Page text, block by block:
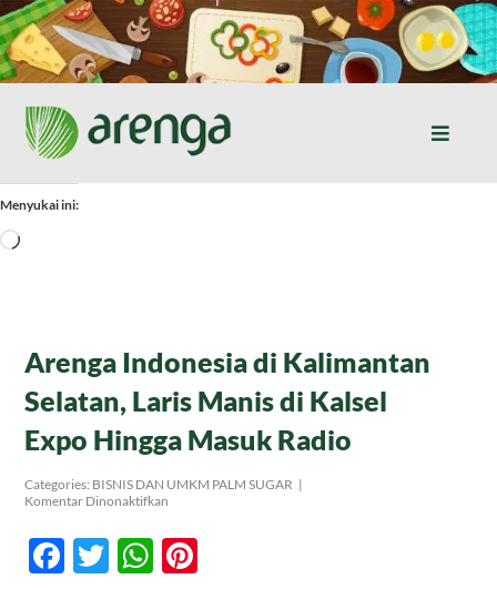
Skip
to
content
Toggle
Home
Tentang Kami
Produk
Kontak
Menyukai ini:
Memuat...
Arenga Indonesia di Kalimantan
Selatan, Laris Manis di Kalsel
Expo Hingga Masuk Radio
Categories: BISNIS DAN UMKM PALM SUGAR |
Komentar Dinonaktifkan
di
Kalimantan
Facebook
TwitterWhatsApp